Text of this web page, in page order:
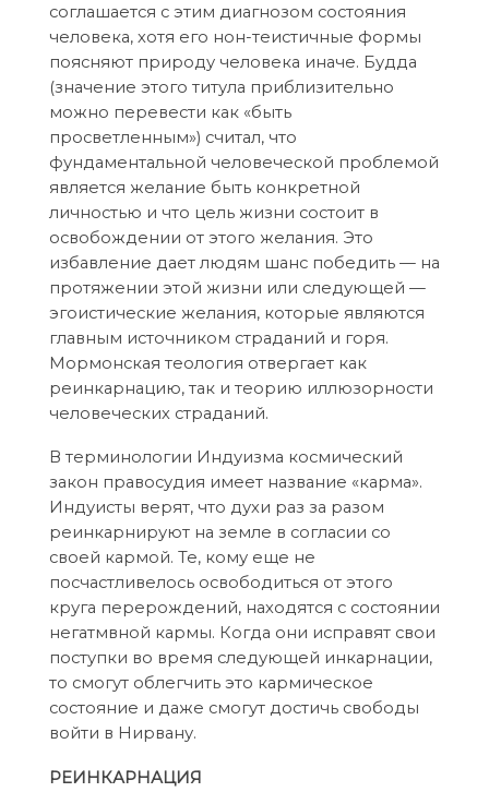
соглашается с этим диагнозом состояния
человека, хотя его нон-теистичные формы
поясняют природу человека иначе. Будда
(значение этого титула приблизительно
можно перевести как «быть
просветленным») считал, что
фундаментальной человеческой проблемой
является желание быть конкретной
личностью и что цель жизни состоит в
освобождении от этого желания. Это
избавление дает людям шанс победить — на
протяжении этой жизни или следующей —
эгоистические желания, которые являются
главным источником страданий и горя.
Мормонская теология отвергает как
реинкарнацию, так и теорию иллюзорности
человеческих страданий.
В терминологии Индуизма космический
закон правосудия имеет название «карма».
Индуисты верят, что духи раз за разом
реинкарнируют на земле в согласии со
своей кармой. Те, кому еще не
посчастливелось освободиться от этого
круга перерождений, находятся с состоянии
негатмвной кармы. Когда они исправят свои
поступки во время следующей инкарнации,
то смогут облегчить это кармическое
состояние и даже смогут достичь свободы
войти в Нирвану.
РЕИНКАРНАЦИЯ